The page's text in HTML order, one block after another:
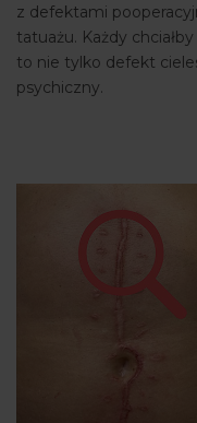
z defektami
tatuażu. Każdy
to nie tylko defekt
psychiczny.